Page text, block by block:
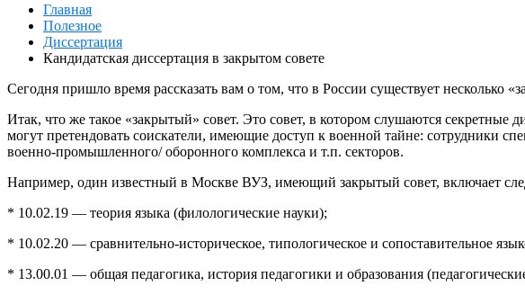
Главная
Полезное
Диссертация
Кандидатская диссертация в закрытом совете
Сегодня пришло время рассказать вам о том, что в России существует
Итак, что же такое «закрытый» совет. Это совет, в котором слушаются секретные
могут претендовать соискатели, имеющие доступ к военной тайне: сотрудники
военно-промышленного/ оборонного комплекса и т.п. секторов.
Например, один известный в Москве ВУЗ, имеющий закрытый совет, включает
* 10.02.19 — теория языка (филологические науки);
* 10.02.20 — сравнительно-историческое, типологическое и сопоставительное
* 13.00.01 — общая педагогика, история педагогики и образования